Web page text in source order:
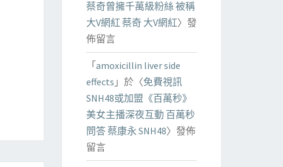
蔡奇曾擁千萬級粉絲 被稱
大V網紅 蔡奇 大V網紅〉發
佈留言
「 amoxicillin liver side
effects 」於〈免費視訊
SNH48或加盟《百萬秒》
美女主播深夜互動 百萬秒
問答 蔡康永 SNH48〉發佈
留言